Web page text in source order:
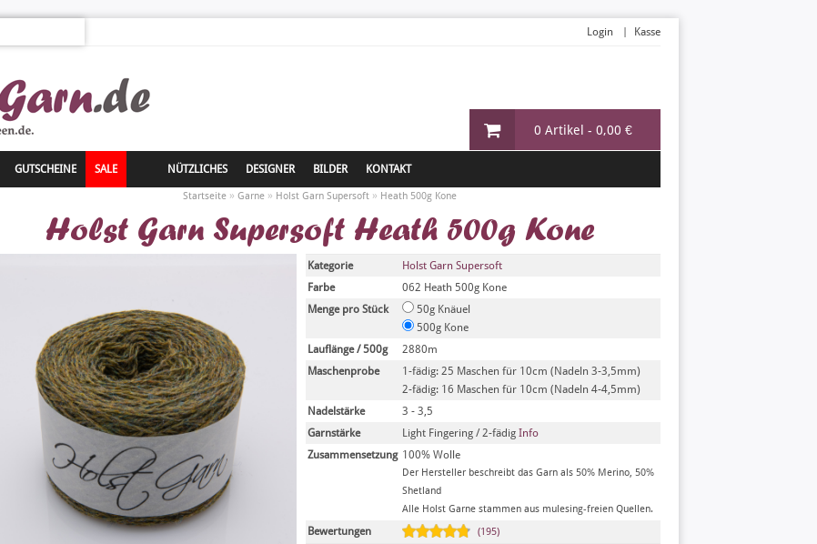
0 Artikel - 0,00 €
Login Kasse
GUTSCHEINE SALE NÜTZLICHES DESIGNER BILDER KONTAKT
Startseite» Garne» Holst Garn Supersoft» Heath 500g Kone
Holst Garn Supersoft Heath 500g Kone
Kategorie
Holst Garn Supersoft
Farbe
062 Heath 500g Kone
Menge pro Stück
50g Knäuel
500g Kone
Lauflänge / 500g
2880m
Maschenprobe
1-fädig: 25 Maschen für 10cm (Nadeln 3-3,5mm)
2-fädig: 16 Maschen für 10cm (Nadeln 4-4,5mm)
Nadelstärke
3 - 3,5
Garnstärke
Light Fingering / 2-fädig Info
Zusammensetzung 100% Wolle
Der Hersteller beschreibt das Garn als 50% Merino, 50%
Shetland
Alle Holst Garne stammen aus mulesing-freien Quellen.
Bewertungen (195)